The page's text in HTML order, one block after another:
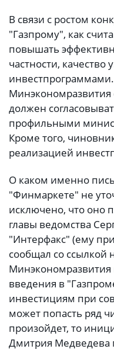
В связи с ростом
"Газпрому", как
повышать
частности, качество
инвестпрограммами.
Минэкономразвития
должен
профильными
Кроме того,
реализацией
О каком именно
"Финмаркете" не
исключено, что оно
главы ведомства
"Интерфакс" (ему
сообщал со ссылкой
Минэкономразвития
введения в
инвестициям при
может попасть ряд
произойдет, то
Дмитрия Медведева